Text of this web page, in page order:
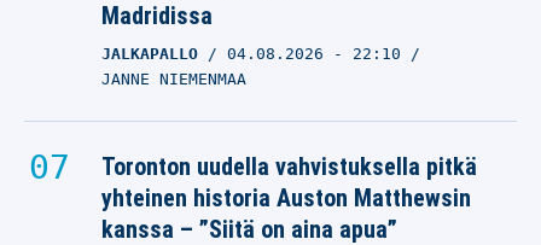
Madridissa
JALKAPALLO 04.08.2026 - 22:10
JANNE NIEMENMAA
Toronton uudella vahvistuksella pitkä
yhteinen historia Auston Matthewsin
kanssa – ”Siitä on aina apua”